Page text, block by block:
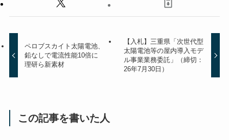
ペロブスカイト太陽電池、
鉛なしで電流性能10倍に
理研ら新素材
【入札】三重県「次世代型
太陽電池等の屋内導入モデ
ル事業業務委託」（締切：
26年7月30日）
この記事を書いた人